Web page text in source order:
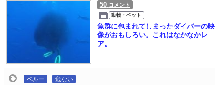
50 コメント
動物・ペット
魚群に包まれてしまったダイバーの映
像がおもしろい。これはなかなかレ
ア。
ペルー 危ない